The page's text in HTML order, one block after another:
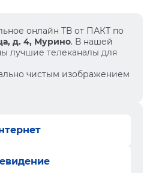
онлайн ТВ от ПАКТ по
д. 4, Мурино. В нашей
лучшие телеканалы для
чистым изображением